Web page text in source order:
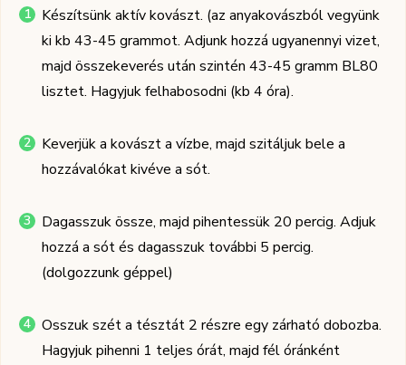
Készítsünk aktív kovászt. (az anyakovászból vegyünk
ki kb 43-45 grammot. Adjunk hozzá ugyanennyi vizet,
majd összekeverés után szintén 43-45 gramm BL80
lisztet. Hagyjuk felhabosodni (kb 4 óra).
Keverjük a kovászt a vízbe, majd szitáljuk bele a
hozzávalókat kivéve a sót.
Dagasszuk össze, majd pihentessük 20 percig. Adjuk
hozzá a sót és dagasszuk további 5 percig.
(dolgozzunk géppel)
Osszuk szét a tésztát 2 részre egy zárható dobozba.
Hagyjuk pihenni 1 teljes órát, majd fél óránként